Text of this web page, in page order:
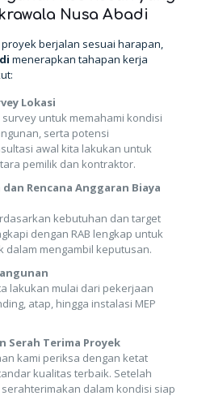
Nusa Abadi
berjalan sesuai harapan,
menerapkan tahapan kerja
Lokasi
untuk memahami kondisi
serta potensi
awal kita lakukan untuk
pemilik dan kontraktor.
Rencana Anggaran Biaya
kebutuhan dan target
dengan RAB lengkap untuk
dalam mengambil keputusan.
lakukan mulai dari pekerjaan
atap, hingga instalasi MEP
Serah Terima Proyek
kami periksa dengan ketat
kualitas terbaik. Setelah
dalam kondisi siap